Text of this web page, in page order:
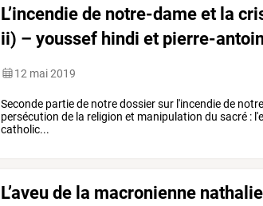
L’incendie de notre-dame et la
ii) – youssef hindi et pierre-
12 mai 2019
Seconde partie de notre dossier sur l'incendie de
persécution de la religion et manipulation du sacré :
catholic...
L’aveu de la macronienne